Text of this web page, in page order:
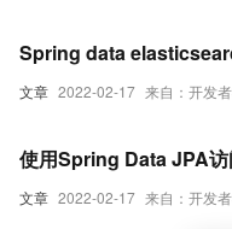
文章 2022-02-17 来自：开发
Spring data
文章 2022-02-17 来自：开发
使用Spring Data JPA